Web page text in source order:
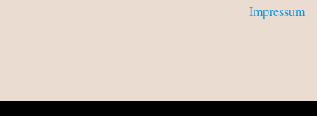
Impressum